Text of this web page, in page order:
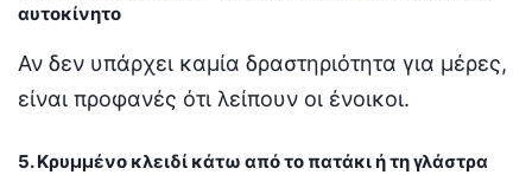
αυτοκίνητο
Αν δεν υπάρχει καμία δραστηριότητα για μέρες,
είναι προφανές ότι λείπουν οι ένοικοι.
5. Κρυμμένο κλειδί κάτω από το πατάκι ή τη γλάστρα